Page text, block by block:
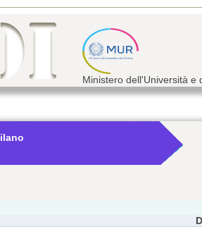
Ministero dell'Università e